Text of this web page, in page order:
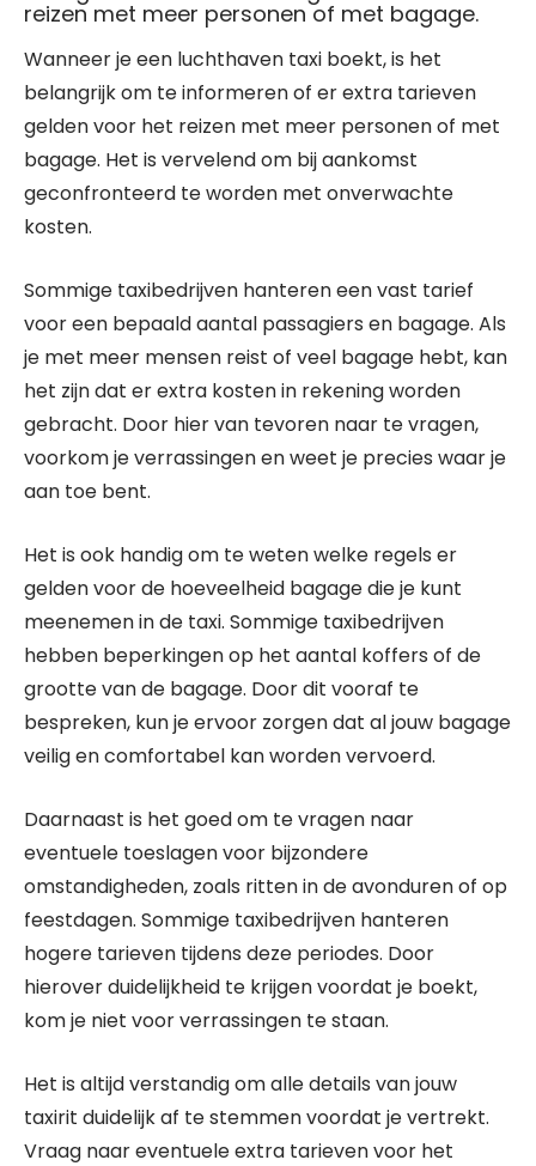
reizen met meer personen of met bagage.
Wanneer je een luchthaven taxi boekt, is het
belangrijk om te informeren of er extra tarieven
gelden voor het reizen met meer personen of met
bagage. Het is vervelend om bij aankomst
geconfronteerd te worden met onverwachte
kosten.
Sommige taxibedrijven hanteren een vast tarief
voor een bepaald aantal passagiers en bagage. Als
je met meer mensen reist of veel bagage hebt, kan
het zijn dat er extra kosten in rekening worden
gebracht. Door hier van tevoren naar te vragen,
voorkom je verrassingen en weet je precies waar je
aan toe bent.
Het is ook handig om te weten welke regels er
gelden voor de hoeveelheid bagage die je kunt
meenemen in de taxi. Sommige taxibedrijven
hebben beperkingen op het aantal koffers of de
grootte van de bagage. Door dit vooraf te
bespreken, kun je ervoor zorgen dat al jouw bagage
veilig en comfortabel kan worden vervoerd.
Daarnaast is het goed om te vragen naar
eventuele toeslagen voor bijzondere
omstandigheden, zoals ritten in de avonduren of op
feestdagen. Sommige taxibedrijven hanteren
hogere tarieven tijdens deze periodes. Door
hierover duidelijkheid te krijgen voordat je boekt,
kom je niet voor verrassingen te staan.
Het is altijd verstandig om alle details van jouw
taxirit duidelijk af te stemmen voordat je vertrekt.
Vraag naar eventuele extra tarieven voor het